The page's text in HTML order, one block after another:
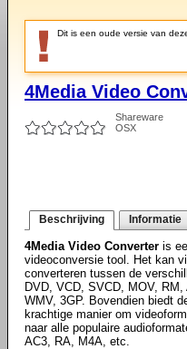
Dit is een oude versie van
4Media Video
Shareware
OSX
Beschrijving Informatie
4Media Video Converter is
videoconversie tool. Het kan
converteren tussen de
DVD, VCD, SVCD, MOV,
WMV, 3GP. Bovendien biedt
krachtige manier om
naar alle populaire
AC3, RA, M4A, etc.